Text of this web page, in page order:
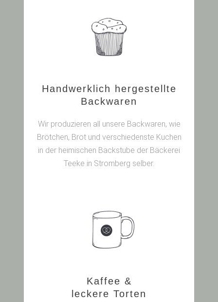
Handwerklich hergestellte
Backwaren
Wir produzieren all unsere Backwaren, wie
Brötchen, Brot und verschiedenste Kuchen
in der heimischen Backstube der Bäckerei
Teeke in Stromberg selber.
Kaffee &
leckere Torten